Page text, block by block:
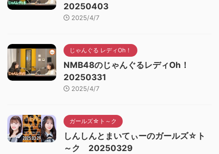
20250403
2025/4/7
じゃんぐる レディOh！
NMB48のじゃんぐるレディOh！
20250331
2025/4/7
ガールズ☆ト～ク
しんしんとまいてぃーのガールズ☆ト
～ク 20250329